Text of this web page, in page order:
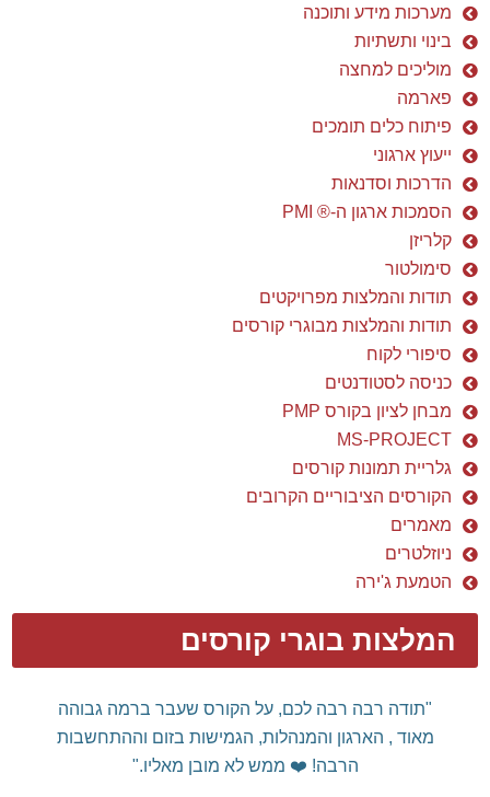
מערכות מידע ותוכנה
בינוי ותשתיות
מוליכים למחצה
פארמה
פיתוח כלים תומכים
ייעוץ ארגוני
הדרכות וסדנאות
הסמכות ארגון ה-® PMI
קלריזן
סימולטור
תודות והמלצות מפרויקטים
תודות והמלצות מבוגרי קורסים
סיפורי לקוח
כניסה לסטודנטים
מבחן לציון בקורס PMP
MS-PROJECT
גלריית תמונות קורסים
הקורסים הציבוריים הקרובים
מאמרים
ניוזלטרים
הטמעת ג'ירה
המלצות בוגרי קורסים
"תודה רבה רבה לכם, על הקורס שעבר ברמה גבוהה
מאוד , הארגון והמנהלות, הגמישות בזום וההתחשבות
הרבה! ❤️ ממש לא מובן מאליו."